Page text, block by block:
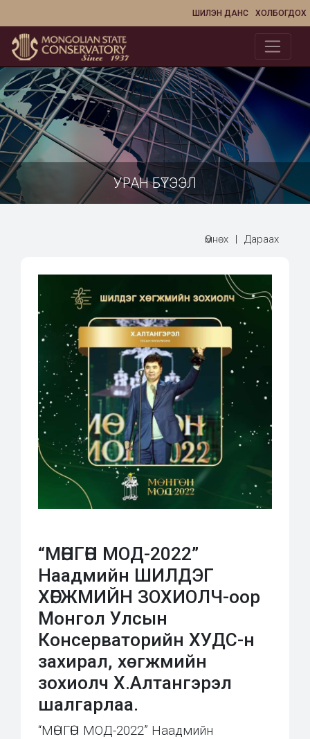
ХОЛБОГДОХ
ШИЛЭН ДАНС
УРАН БҮТЭЭЛ
Өмнөх | Дараах
“МӨНГӨН МОД-2022”
Наадмийн ШИЛДЭГ
ХӨГЖМИЙН ЗОХИОЛЧ-оор
Монгол Улсын
Консерваторийн ХУДС-н
захирал, хөгжмийн
зохиолч Х.Алтангэрэл
шалгарлаа.
“МӨНГӨН МОД-2022” Наадмийн